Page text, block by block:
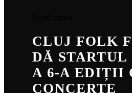
CLUJ FOLK
DĂ
A 6-A EDIȚII
CONCERTE